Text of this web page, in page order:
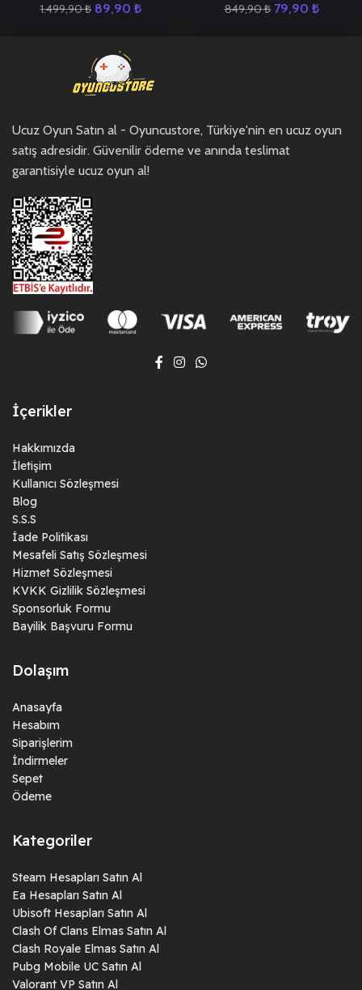
1.499,90₺ 89,90 ₺ 849,90₺ 79,90 ₺
Ucuz Oyun Satın al - Oyuncustore, Türkiye'nin en ucuz oyun
satış adresidir. Güvenilir ödeme ve anında teslimat
garantisiyle ucuz oyun al!
İçerikler
Hakkımızda
İletişim
Kullanıcı Sözleşmesi
Blog
S.S.S
İade Politikası
Mesafeli Satış Sözleşmesi
Hizmet Sözleşmesi
KVKK Gizlilik Sözleşmesi
Sponsorluk Formu
Bayilik Başvuru Formu
Dolaşım
Anasayfa
Hesabım
Siparişlerim
İndirmeler
Sepet
Ödeme
Kategoriler
Steam Hesapları Satın Al
Ea Hesapları Satın Al
Ubisoft Hesapları Satın Al
Clash Of Clans Elmas Satın Al
Clash Royale Elmas Satın Al
Pubg Mobile UC Satın Al
Valorant VP Satın Al